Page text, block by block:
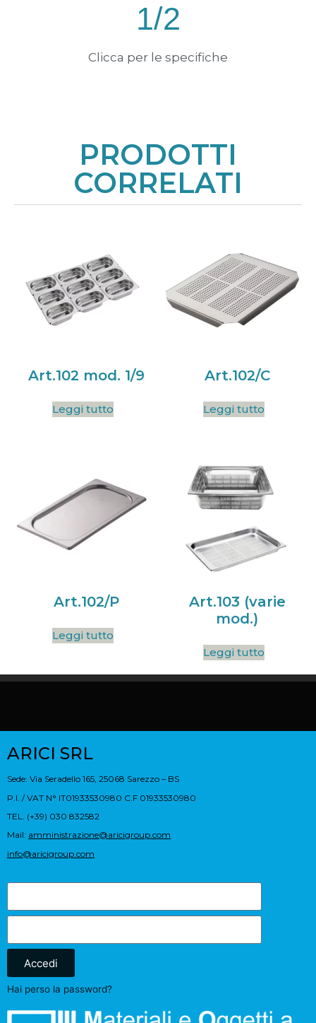
1/2
Clicca per le specifiche
PRODOTTI
CORRELATI
Art.102 mod. 1/9
Leggi tutto
Art.102/C
Leggi tutto
Art.102/P
Leggi tutto
Art.103 (varie
mod.)
Leggi tutto
ARICI SRL
Sede: Via Seradello 165, 25068 Sarezzo – BS
P.I. / VAT N° IT01933530980 C.F 01933530980
TEL. (+39) 030 832582
Mail: amministrazione@aricigroup.com
info@aricigroup.com
Accedi
Hai perso la password?